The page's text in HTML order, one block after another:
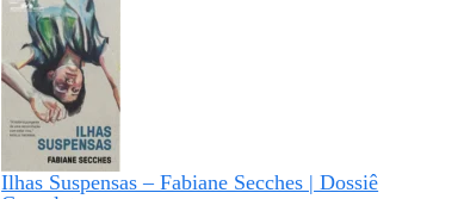
Ilhas Suspensas – Fabiane Secches | Dossiê